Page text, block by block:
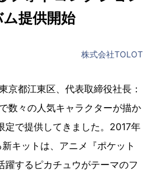
提供開始
株式会社TOLOT
京都江東区、代表取締役社長：
数々の人気キャラクターが描か
定で提供してきました。2017年
キットは、アニメ『ポケット
躍するピカチュウがテーマのフ